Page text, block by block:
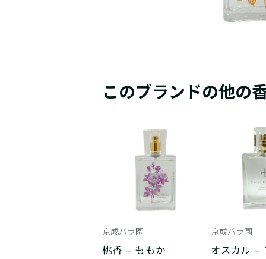
このブランドの他の
京成バラ園
桃香 – ももか
京成バラ園
オスカル –